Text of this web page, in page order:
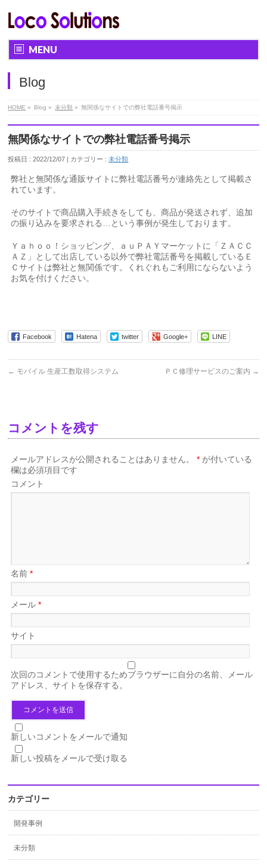
MENU
Blog
HOME » Blog » 未分類 » 無関係なサイトでの弊社電話番号掲示
無関係なサイトでの弊社電話番号掲示
投稿日 : 2022/12/07 | カテゴリー :未分類
弊社と無関係な通販サイトに弊社電話番号が連絡先として掲載さ
れています。
そのサイトで商品購入手続きをしても、商品が発送されず、追加
の振り込みを要求される…という事例が発生しております。
Ｙａｈｏｏ！ショッピング、ａｕＰＡＹマーケットに「ＺＡＣＣ
ＡＺ」として出店している以外で弊社電話番号を掲載しているＥ
Ｃサイトは弊社と無関係です。くれぐれもご利用にならないよう
お気を付けください。
Facebook Hatena twitter Google+ LINE
← モバイル 生産工数取得システム ＰＣ修理サービスのご案内 →
コメントを残す
メールアドレスが公開されることはありません。 * が付いている
欄は必須項目です
コメント
名前*
メール*
サイト
次回のコメントで使用するためブラウザーに自分の名前、メール
アドレス、サイトを保存する。
新しいコメントをメールで通知
新しい投稿をメールで受け取る
カテゴリー
開発事例
未分類